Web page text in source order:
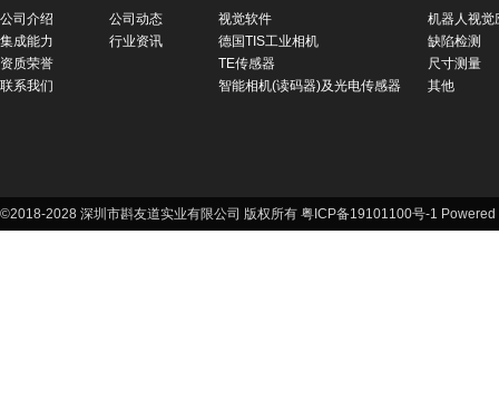
公司介绍
集成能力
资质荣誉
联系我们
公司动态
行业资讯
视觉软件
德国TIS工业相机
TE传感器
智能相机(读码器)及光电传感器
机器人视觉
缺陷检测
尺寸测量
其他
©2018-2028 深圳市斟友道实业有限公司 版权所有 粤ICP备19101100号-1